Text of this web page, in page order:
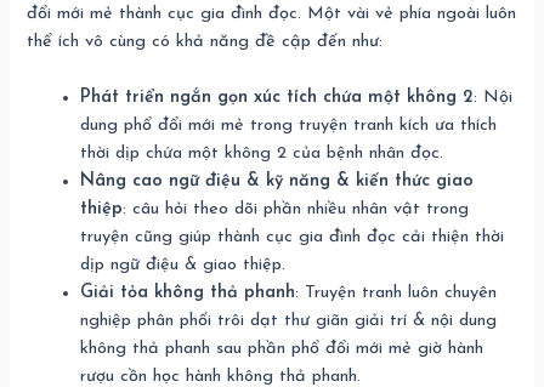
đổi mới mẻ thành cục gia đình đọc. Một vài vẻ phía ngoài luôn
thể ích vô cùng có khả năng đề cập đến như:
Phát triển ngắn gọn xúc tích chứa một không 2: Nội
dung phổ đổi mới mẻ trong truyện tranh kích ưa thích
thời dịp chứa một không 2 của bệnh nhân đọc.
Nâng cao ngữ điệu & kỹ năng & kiến thức giao
thiệp: câu hỏi theo dõi phần nhiều nhân vật trong
truyện cũng giúp thành cục gia đình đọc cải thiện thời
dịp ngữ điệu & giao thiệp.
Giải tỏa không thả phanh: Truyện tranh luôn chuyên
nghiệp phân phối trôi dạt thư giãn giải trí & nội dung
không thả phanh sau phần phổ đổi mới mẻ giờ hành
rượu cồn học hành không thả phanh.